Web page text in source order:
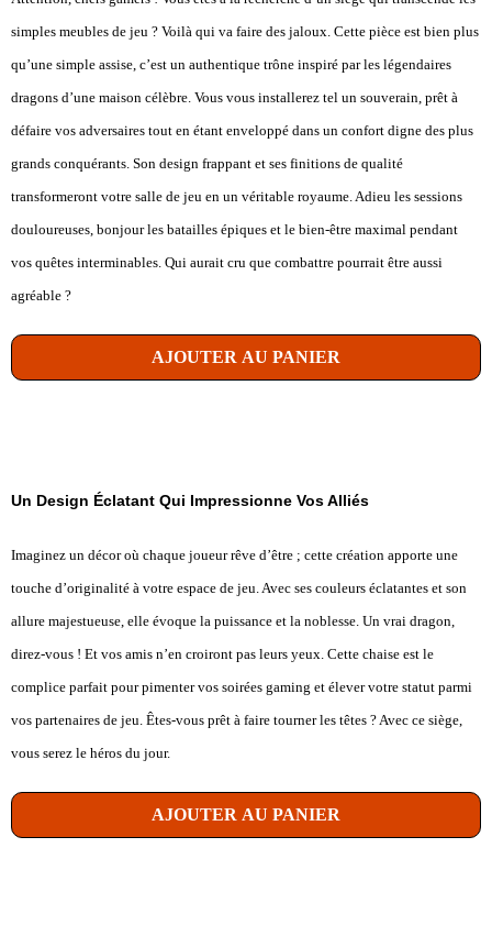
simples meubles de jeu ? Voilà qui va faire des jaloux. Cette pièce est bien plus
qu’une simple assise, c’est un authentique trône inspiré par les légendaires
dragons d’une maison célèbre. Vous vous installerez tel un souverain, prêt à
défaire vos adversaires tout en étant enveloppé dans un confort digne des plus
grands conquérants. Son design frappant et ses finitions de qualité
transformeront votre salle de jeu en un véritable royaume. Adieu les sessions
douloureuses, bonjour les batailles épiques et le bien-être maximal pendant
vos quêtes interminables. Qui aurait cru que combattre pourrait être aussi
agréable ?
AJOUTER AU PANIER
Un Design Éclatant Qui Impressionne Vos Alliés
Imaginez un décor où chaque joueur rêve d’être ; cette création apporte une
touche d’originalité à votre espace de jeu. Avec ses couleurs éclatantes et son
allure majestueuse, elle évoque la puissance et la noblesse. Un vrai dragon,
direz-vous ! Et vos amis n’en croiront pas leurs yeux. Cette chaise est le
complice parfait pour pimenter vos soirées gaming et élever votre statut parmi
vos partenaires de jeu. Êtes-vous prêt à faire tourner les têtes ? Avec ce siège,
vous serez le héros du jour.
AJOUTER AU PANIER